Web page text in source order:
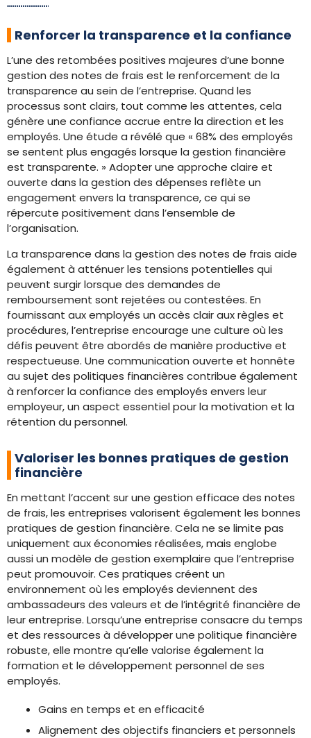
Renforcer la transparence et la confiance
L’une des retombées positives majeures d’une bonne
gestion des notes de frais est le renforcement de la
transparence au sein de l’entreprise. Quand les
processus sont clairs, tout comme les attentes, cela
génère une confiance accrue entre la direction et les
employés. Une étude a révélé que « 68% des employés
se sentent plus engagés lorsque la gestion financière
est transparente. » Adopter une approche claire et
ouverte dans la gestion des dépenses reflète un
engagement envers la transparence, ce qui se
répercute positivement dans l’ensemble de
l’organisation.
La transparence dans la gestion des notes de frais aide
également à atténuer les tensions potentielles qui
peuvent surgir lorsque des demandes de
remboursement sont rejetées ou contestées. En
fournissant aux employés un accès clair aux règles et
procédures, l’entreprise encourage une culture où les
défis peuvent être abordés de manière productive et
respectueuse. Une communication ouverte et honnête
au sujet des politiques financières contribue également
à renforcer la confiance des employés envers leur
employeur, un aspect essentiel pour la motivation et la
rétention du personnel.
Valoriser les bonnes pratiques de gestion
financière
En mettant l’accent sur une gestion efficace des notes
de frais, les entreprises valorisent également les bonnes
pratiques de gestion financière. Cela ne se limite pas
uniquement aux économies réalisées, mais englobe
aussi un modèle de gestion exemplaire que l’entreprise
peut promouvoir. Ces pratiques créent un
environnement où les employés deviennent des
ambassadeurs des valeurs et de l’intégrité financière de
leur entreprise. Lorsqu’une entreprise consacre du temps
et des ressources à développer une politique financière
robuste, elle montre qu’elle valorise également la
formation et le développement personnel de ses
employés.
Gains en temps et en efficacité
Alignement des objectifs financiers et personnels